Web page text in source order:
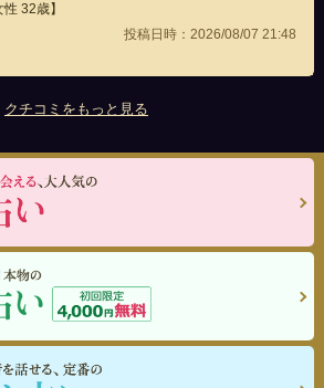
性 32歳】
投稿日時：2026/08/07 21:48
クチコミをもっと見る